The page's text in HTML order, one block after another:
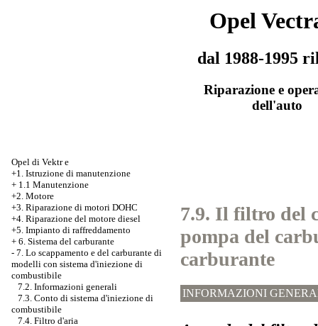
Opel
dal 1988-1995
Riparazione e
dell'auto
Opel di Vektr e
+1. Istruzione di manutenzione
+ 1.1 Manutenzione
+2. Motore
+3. Riparazione di motori DOHC
+4. Riparazione del motore diesel
+5. Impianto di raffreddamento
+ 6. Sistema del carburante
- 7. Lo scappamento e del carburante di
modelli con sistema d'iniezione di
combustibile
7.2. Informazioni generali
7.3. Conto di sistema d'iniezione di
combustibile
7.4. Filtro d'aria
7.9. Il filtro del
pompa del
carburante
INFORMAZIONI